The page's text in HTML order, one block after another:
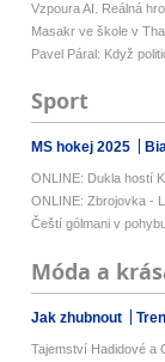
Vzpoura AI. Reálná
Masakr ve škole v
Pavel Páral: Když
Sport
MS hokej 2025
ONLINE: Dukla hostí
ONLINE: Zbrojovka -
Čeští gólmani v
Móda a
Jak zhubnout
Tajemství Hadidové a